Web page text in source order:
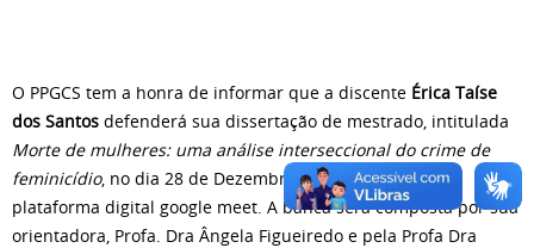
O PPGCS tem a honra de informar que a discente Érica Taíse
dos Santos defenderá sua dissertação de mestrado, intitulada
Morte de mulheres: uma análise interseccional do crime de
feminicídio, no dia 28 de Dezembro de 2021 às 14h, pela
plataforma digital google meet. A banca será composta por sua
orientadora, Profa. Dra Ângela Figueiredo e pela Profa Dra